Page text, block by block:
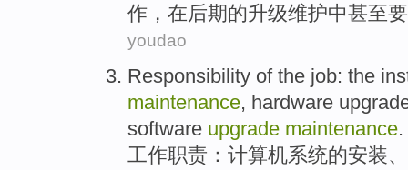
作 ，在后期的升级维护中甚至要
youdao
Responsibility ofthe job: the
maintenance, hardware
software upgrade maintenance.
工作职责 ： 计算机系统的安装、